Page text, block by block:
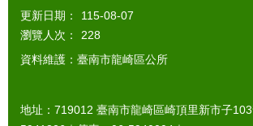
更新日期：
115-08-07
瀏覽人次：
228
資料維護：臺南市龍崎區公所
地址：719012 臺南市龍崎區崎頂里新市子